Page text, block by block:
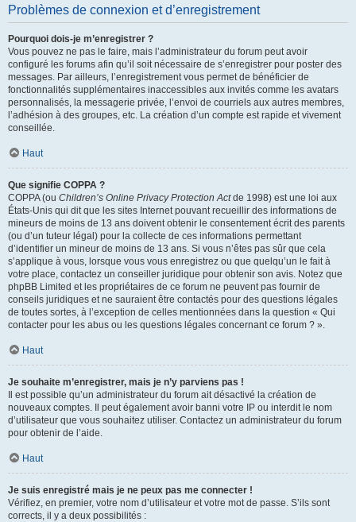
Problèmes de connexion et d’enregistrement
Pourquoi dois-je m’enregistrer ?
Vous pouvez ne pas le faire, mais l’administrateur du forum peut avoir
configuré les forums afin qu’il soit nécessaire de s’enregistrer pour poster des
messages. Par ailleurs, l’enregistrement vous permet de bénéficier de
fonctionnalités supplémentaires inaccessibles aux invités comme les avatars
personnalisés, la messagerie privée, l’envoi de courriels aux autres membres,
l’adhésion à des groupes, etc. La création d’un compte est rapide et vivement
conseillée.
Haut
Que signifie COPPA ?
COPPA (ou Children’s Online Privacy Protection Actde 1998) est une loi aux
États-Unis qui dit que les sites Internet pouvant recueillir des informations de
mineurs de moins de 13 ans doivent obtenir le consentement écrit des parents
(ou d’un tuteur légal) pour la collecte de ces informations permettant
d’identifier un mineur de moins de 13 ans. Si vous n’êtes pas sûr que cela
s’applique à vous, lorsque vous vous enregistrez ou que quelqu’un le fait à
votre place, contactez un conseiller juridique pour obtenir son avis. Notez que
phpBB Limited et les propriétaires de ce forum ne peuvent pas fournir de
conseils juridiques et ne sauraient être contactés pour des questions légales
de toutes sortes, à l’exception de celles mentionnées dans la question « Qui
contacter pour les abus ou les questions légales concernant ce forum ? ».
Haut
Je souhaite m’enregistrer, mais je n’y parviens pas !
Il est possible qu’un administrateur du forum ait désactivé la création de
nouveaux comptes. Il peut également avoir banni votre IP ou interdit le nom
d’utilisateur que vous souhaitez utiliser. Contactez un administrateur du forum
pour obtenir de l’aide.
Haut
Je suis enregistré mais je ne peux pas me connecter !
Vérifiez, en premier, votre nom d’utilisateur et votre mot de passe. S’ils sont
corrects, il y a deux possibilités :